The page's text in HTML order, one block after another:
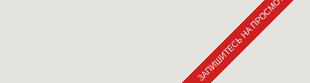
ЗАПИШИТЕСЬ НА ПРОСМОТР! %